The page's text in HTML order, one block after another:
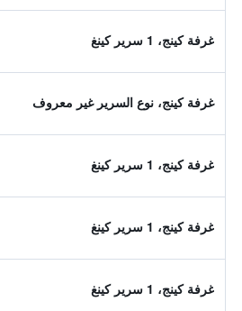
غرفة كينج، 1 سرير كينغ
غرفة كينج، نوع السرير غير معروف
غرفة كينج، 1 سرير كينغ
غرفة كينج، 1 سرير كينغ
غرفة كينج، 1 سرير كينغ